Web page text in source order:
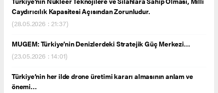
Caydırıcılık Kapasitesi Açısından Zorunludur.
(28.05.2026 : 21:37)
MUGEM: Türkiye’nin Denizlerdeki Stratejik Güç Merkezi…
(23.05.2026 : 14:01)
Türkiye’nin her ilde drone üretimi kararı almasının anlam ve
önemi…